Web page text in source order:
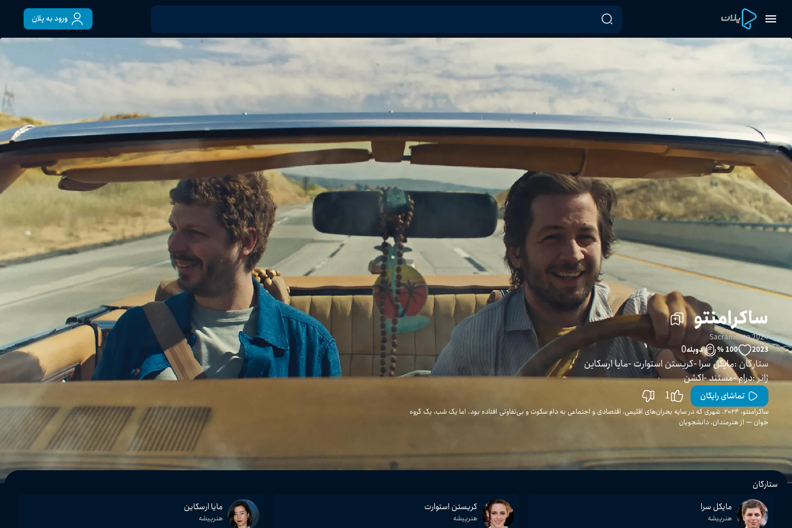
ورود به پلان
ساکرامنتو
Sacramento 2024
2023
100 % دوبله0
ستارگان :مایکل سرا کریستن استوارت مایا ارسکاین
ژانر:درام مستند اکشن
تماشای رایگان 1
ساکرامنتو، ۲۰۲۴. شهری که در سایه بحران‌های اقلیمی، اقتصادی و اجتماعی به دام سکوت و بی‌تفاوتی افتاده بود. اما یک شب، یک گروه
جوان — از هنرمندان، دانشجویان
ستارگان
مایکل سرا
هنرپیشه
کریستن استوارت
هنرپیشه
مایا ارسکاین
هنرپیشه